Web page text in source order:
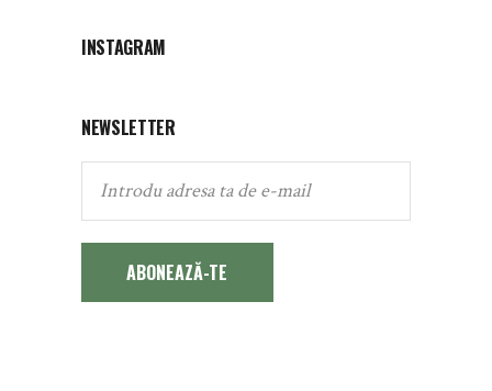
INSTAGRAM
NEWSLETTER
ABONEAZĂ-TE